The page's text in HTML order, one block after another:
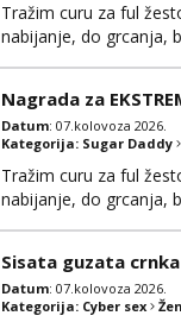
Tražim curu za ful
nabijanje, do grcanja,
Nagrada za
Datum: 07.kolovoza 2026.
Kategorija: Sugar Daddy
Tražim curu za ful
nabijanje, do grcanja,
Sisata guzata crnka
Datum: 07.kolovoza 2026.
Kategorija: Cyber sex